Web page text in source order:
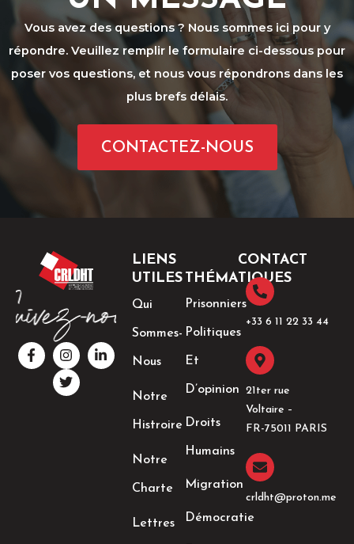
Vous avez des questions ? Nous sommes ici pour y
répondre. Veuillez remplir le formulaire ci-dessous pour
poser vos questions, et nous vous répondrons dans les
plus brefs délais.
CONTACTEZ-NOUS
F
a
c
I
n
s
t
a
L
i
n
T
w
i
t
t
LIENS
UTILES
Qui
Sommes-
Nous
Notre
Histroire
Notre
Charte
Lettres
THÉMATIQUES
Prisonniers
Politiques
Et
D’opinion
Droits
Humains
Migration
Démocratie
CONTACT
+33 6 11 22 33 44​
21ter rue
Voltaire –
FR-75011 PARIS
crldht@proton.me